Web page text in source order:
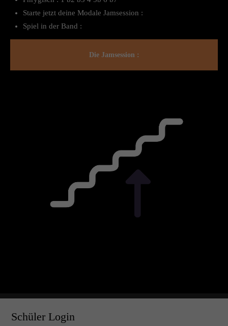
Starte jetzt deine Modale Jamsession :
Spiel in der Band :
Die Jamsession :
Schüler Login